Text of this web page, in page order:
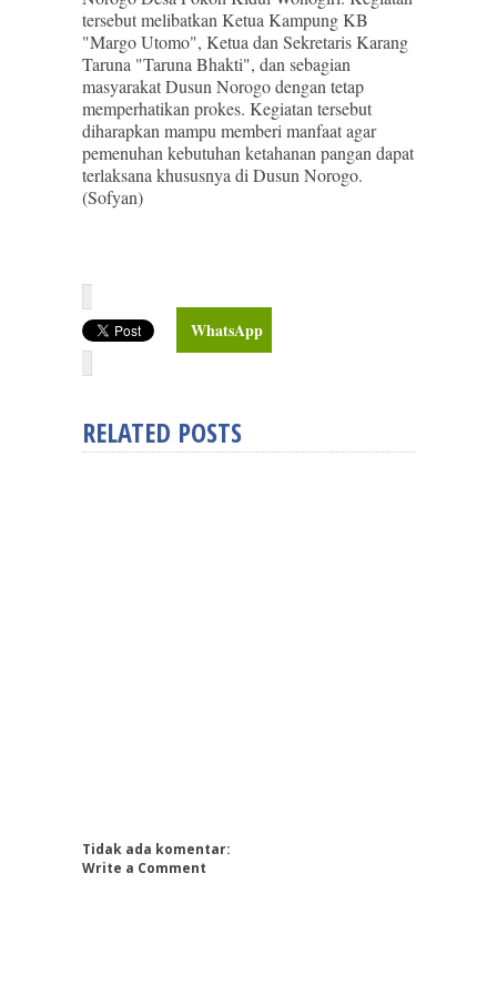
tersebut melibatkan Ketua Kampung KB
"Margo Utomo", Ketua dan Sekretaris Karang
Taruna "Taruna Bhakti", dan sebagian
masyarakat Dusun Norogo dengan tetap
memperhatikan prokes. Kegiatan tersebut
diharapkan mampu memberi manfaat agar
pemenuhan kebutuhan ketahanan pangan dapat
terlaksana khususnya di Dusun Norogo.
(Sofyan)
WhatsApp
RELATED POSTS
Tidak ada komentar:
Write a Comment